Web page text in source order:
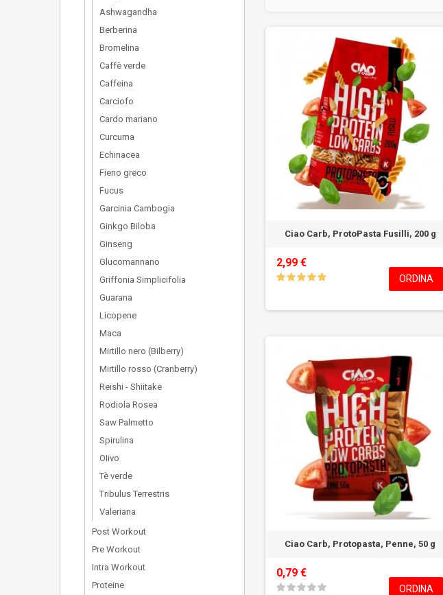
Ashwagandha
Berberina
Bromelina
Caffè verde
Caffeina
Carciofo
Cardo mariano
Curcuma
Echinacea
Fieno greco
Fucus
Garcinia Cambogia
Ginkgo Biloba
Ginseng
Glucomannano
Griffonia Simplicifolia
Guarana
Licopene
Maca
Mirtillo nero (Bilberry)
Mirtillo rosso (Cranberry)
Reishi - Shiitake
Rodiola Rosea
Saw Palmetto
Spirulina
OIivo
Tè verde
Tribulus Terrestris
Valeriana
Post Workout
Pre Workout
Intra Workout
Proteine
Ciao Carb, ProtoPasta Fusilli, 200 g
2,99 €
ORDINA
Ciao Carb, Protopasta, Penne, 50 g
0,79 €
ORDINA